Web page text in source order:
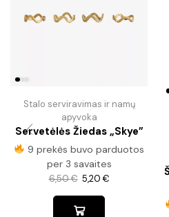
Stalo serviravimas ir namų
apyvoka
Servetėlės Žiedas „Skye”
9 prekės buvo parduotos
per 3 savaites
6,50€ 5,20€